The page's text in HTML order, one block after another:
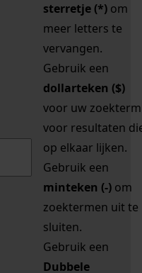
sterretje (*) om
meer letters te
vervangen.
Gebruik een
dollarteken ($)
voor uw zoekterm
voor resultaten
op elkaar lijken.
Gebruik een
minteken (-) om
zoektermen uit te
sluiten.
Gebruik een
Dubbele